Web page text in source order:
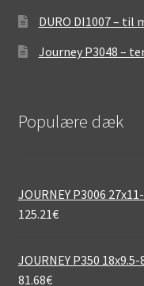
DURO DI1007 – til
Journey P3048 –
Populære dæk
JOURNEY P3006
125.21€
JOURNEY P350
81.68€